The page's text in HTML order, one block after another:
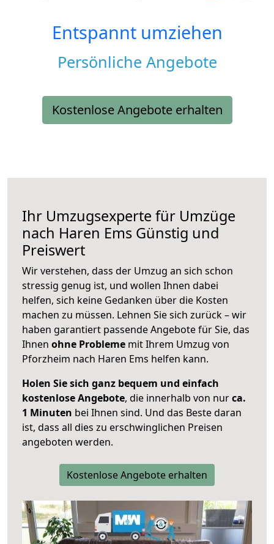
Entspannt umziehen
Persönliche Angebote
Kostenlose Angebote erhalten
Ihr Umzugsexperte für Umzüge
nach Haren Ems Günstig und
Preiswert
Wir verstehen, dass der Umzug an sich schon
stressig genug ist, und wollen Ihnen dabei
helfen, sich keine Gedanken über die Kosten
machen zu müssen. Lehnen Sie sich zurück – wir
haben garantiert passende Angebote für Sie, das
Ihnen ohne Probleme mit Ihrem Umzug von
Pforzheim nach Haren Ems helfen kann.
Holen Sie sich ganz bequem und einfach
kostenlose Angebote, die innerhalb von nurca.
1 Minuten bei Ihnen sind. Und das Beste daran
ist, dass all dies zu erschwinglichen Preisen
angeboten werden.
Kostenlose Angebote erhalten